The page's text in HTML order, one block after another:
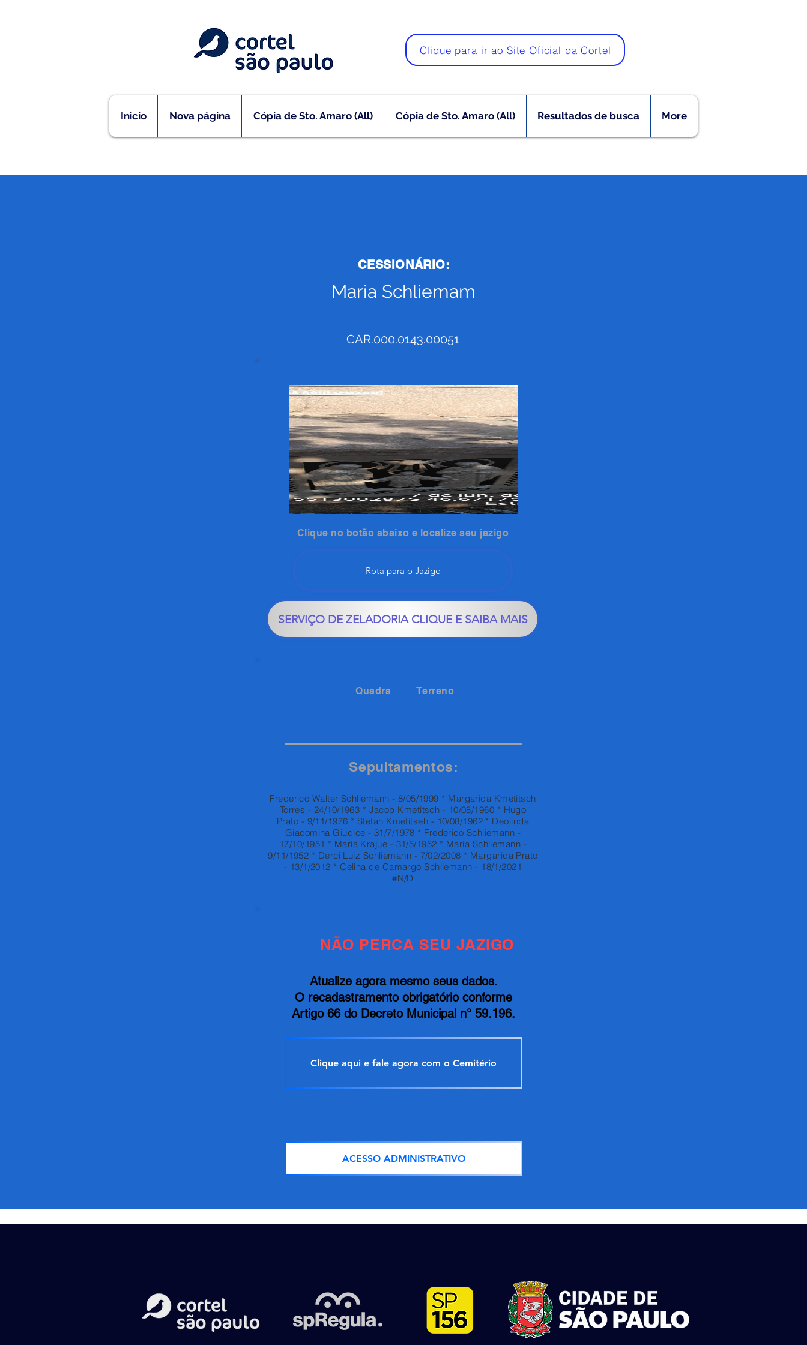
Clique para ir ao Site Oficial da Cortel
Inicio Nova página Cópia de Sto. Amaro (All) Cópia de Sto. Amaro (All) Resultados de busca More
CESSIONÁRIO:
Maria Schliemam
CAR.000.0143.00051
Clique no botão abaixo e localize seu jazigo
Rota para o Jazigo
SERVIÇO DE ZELADORIA CLIQUE E SAIBA MAIS
Quadra Terreno
Sepultamentos:
Frederico Walter Schliemann - 8/05/1999 * Margarida Kmetitsch
Torres - 24/10/1963 * Jacob Kmetitsch - 10/08/1960 * Hugo
Prato - 9/11/1976 * Stefan Kmetitseh - 10/08/1962 * Deolinda
Giacomina Giudice - 31/7/1978 * Frederico Schliemann -
17/10/1951 * Maria Krajue - 31/5/1952 * Maria Schliemann -
9/11/1952 * Derci Luiz Schliemann - 7/02/2008 * Margarida Prato
- 13/1/2012 * Celina de Camargo Schliemann - 18/1/2021
#N/D
NÃO PERCA SEU JAZIGO
Atualize agora mesmo seus dados.
O recadastramento obrigatório conforme
Artigo 66 do Decreto Municipal n° 59.196.
Clique aqui e fale agora com o Cemitério
ACESSO ADMINISTRATIVO